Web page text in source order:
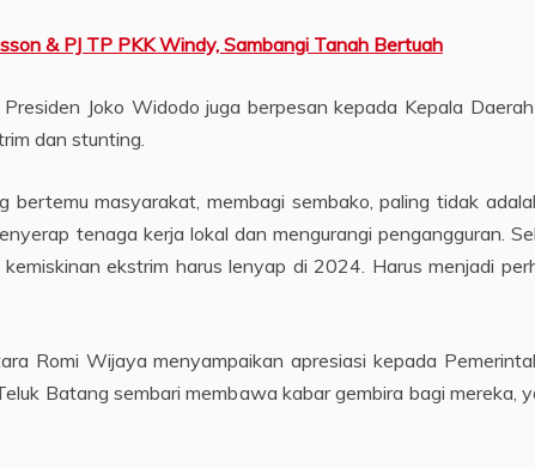
& PJ TP PKK Windy, Sambangi Tanah Bertuah
Joko Widodo juga berpesan kepada Kepala
dan stunting.
bertemu masyarakat, membagi sembako, paling tidak
tenaga kerja lokal dan mengurangi pengangguran.
ekstrim harus lenyap di 2024. Harus menjadi
Romi Wijaya menyampaikan apresiasi kepada
Batang sembari membawa kabar gembira bagi mereka,